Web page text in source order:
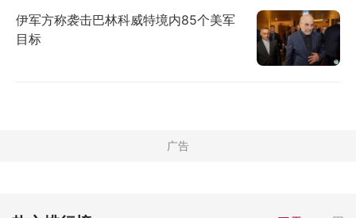
伊军方称袭击巴林科威特境内85个美军
目标